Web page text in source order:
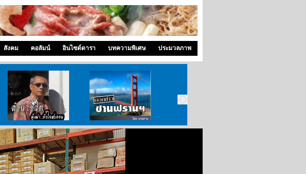
สังคม คอลัมน์ อินไซด์ดารา บทความพิเศษ ประมวลภาพ
ลำนำ..ชีวิต บอกข่าว ซานฟราน ท่องไปใน San Francisco